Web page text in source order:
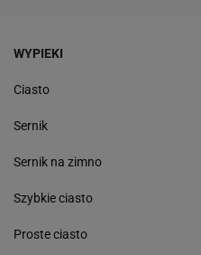
WYPIEKI
Ciasto
Sernik
Sernik na zimno
Szybkie ciasto
Proste ciasto